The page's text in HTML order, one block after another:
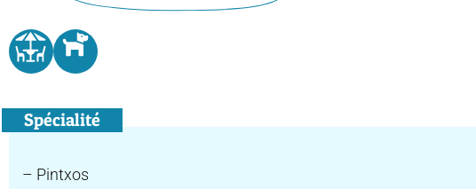
Spécialité
– Pintxos